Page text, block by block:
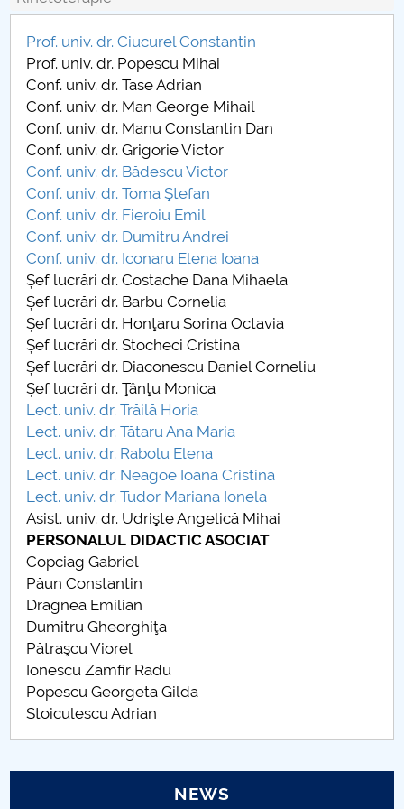
Nr. de telefon si adrese Facultăți
Admission
Români de pretutindeni - ADMITERE
Senate
Faculties
Studenți
Ghiduri pentru STUDENȚI
Public relations
International Relations
PNRR
Proiect(PRIM STUD)
Proiect SU-ETIC
Personal data protection
UPIT for the community
IOSUD/CSUD – PhD studies
Comisie de etica unversitară
Accesibilitate pentru studenții cu dizabilități
Prof. univ. dr. Ciucurel Constantin
Prof. univ. dr. Popescu Mihai
Conf. univ. dr. Tase Adrian
Conf. univ. dr. Man George Mihail
Conf. univ. dr. Manu Constantin Dan
Conf. univ. dr. Grigorie Victor
Conf. univ. dr. Bădescu Victor
Conf. univ. dr. Toma Ştefan
Conf. univ. dr. Fieroiu Emil
Conf. univ. dr. Dumitru Andrei
Conf. univ. dr. Iconaru Elena Ioana
Șef lucrări dr. Costache Dana Mihaela
Șef lucrări dr. Barbu Cornelia
Șef lucrări dr. Honţaru Sorina Octavia
Șef lucrări dr. Stocheci Cristina
Șef lucrări dr. Diaconescu Daniel Corneliu
Șef lucrări dr. Ţânţu Monica
Lect. univ. dr. Trăilă Horia
Lect. univ. dr. Tătaru Ana Maria
Lect. univ. dr. Rabolu Elena
Lect. univ. dr. Neagoe Ioana Cristina
Lect. univ. dr. Tudor Mariana Ionela
Asist. univ. dr. Udrişte Angelică Mihai
PERSONALUL DIDACTIC ASOCIAT
Copciag Gabriel
Păun Constantin
Dragnea Emilian
Dumitru Gheorghiţa
Pătraşcu Viorel
Ionescu Zamfir Radu
Popescu Georgeta Gilda
Stoiculescu Adrian
NEWS